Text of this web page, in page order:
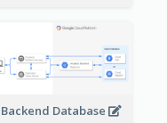
Backend Database